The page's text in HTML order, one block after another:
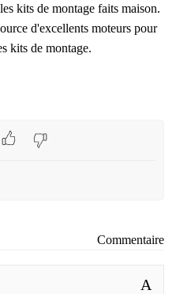
kits de montage faits maison.
d'excellents moteurs pour
kits de montage.
Commentaire
A